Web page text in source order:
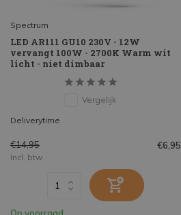
Spectrum
LED AR111 GU10 230V - 12W
vervangt 100W - 2700K Warm wit
licht - niet dimbaar
Vergelijk
Deliverytime
€14,95 €6,95
Incl. btw